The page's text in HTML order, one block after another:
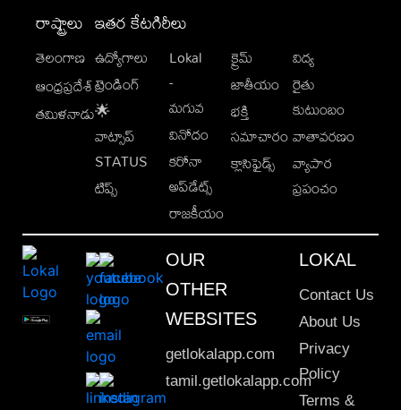
రాష్ట్రాలు
తెలంగాణ
ఆంధ్రప్రదేశ్
తమిళనాడు
ఇతర కేటగిరీలు
ఉద్యోగాలు
ట్రెండింగ్
🌟
వాట్సాప్
STATUS
టిప్స్
Lokal
-
మగువ
వినోదం
కరోనా
అప్‌డేట్స్
రాజకీయం
క్రైమ్
జాతీయం
భక్తి
సమాచారం
క్లాసిఫైడ్స్
విద్య
రైతు
కుటుంబం
వాతావరణం
వ్యాపార
ప్రపంచం
OUR
OTHER
WEBSITES
getlokalapp.com
tamil.getlokalapp.com
LOKAL
Contact Us
About Us
Privacy
Policy
Terms &